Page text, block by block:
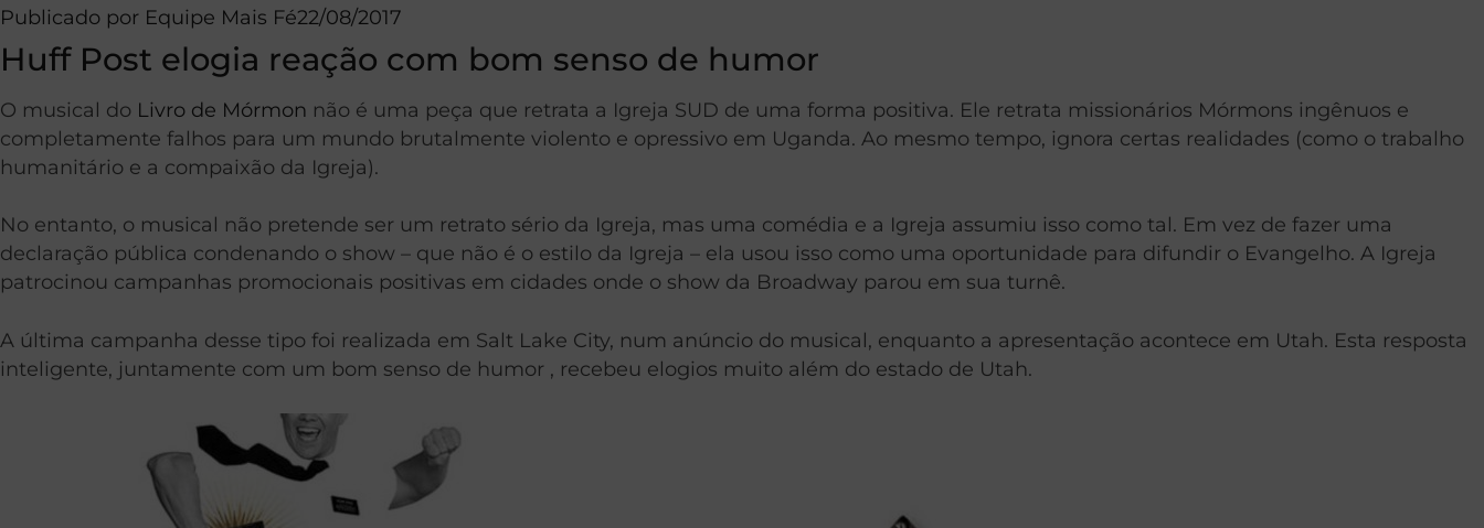
Publicado por Equipe Mais Fé22/08/2017
Huff Post elogia reação com bom senso de humor
O musical do Livro de Mórmon não é uma peça que retrata a Igreja SUD de uma forma positiva. Ele retrata missionários Mórmons ingênuos e
completamente falhos para um mundo brutalmente violento e opressivo em Uganda. Ao mesmo tempo, ignora certas realidades (como o trabalho
humanitário e a compaixão da Igreja).
No entanto, o musical não pretende ser um retrato sério da Igreja, mas uma comédia e a Igreja assumiu isso como tal. Em vez de fazer uma
declaração pública condenando o show – que não é o estilo da Igreja – ela usou isso como uma oportunidade para difundir o Evangelho. A Igreja
patrocinou campanhas promocionais positivas em cidades onde o show da Broadway parou em sua turnê.
A última campanha desse tipo foi realizada em Salt Lake City, num anúncio do musical, enquanto a apresentação acontece em Utah. Esta resposta
inteligente, juntamente com um bom senso de humor , recebeu elogios muito além do estado de Utah.